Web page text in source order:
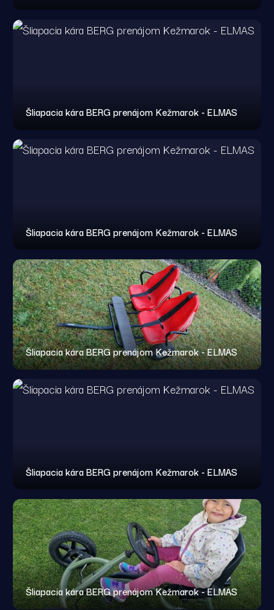
Šliapacia kára BERG prenájom Kežmarok - ELMAS
Šliapacia kára BERG prenájom Kežmarok - ELMAS
Šliapacia kára BERG prenájom Kežmarok - ELMAS
Šliapacia kára BERG prenájom Kežmarok - ELMAS
Šliapacia kára BERG prenájom Kežmarok - ELMAS